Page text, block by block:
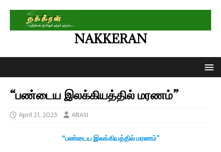
NAKKERAN
“பண்டைய இலக்கியத்தில் மரணம்”
April 21, 2023 ARASI
“பண்டைய இலக்கியத்தில் மரணம்”